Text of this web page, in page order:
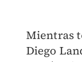
Mientras
Diego